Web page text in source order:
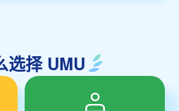
选择 UMU